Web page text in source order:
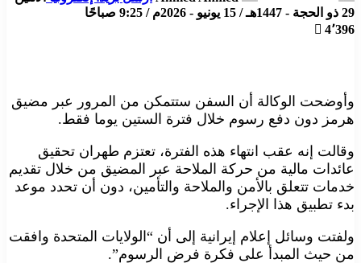
29 ذو الحجة - 1447هـ / 15 يونيو - 2026م / 9:25 صباحًا
4٬396
وأوضحت الوكالة أن السفن ستتمكن من المرور عبر مضيق
هرمز دون دفع رسوم خلال فترة الستين يوما فقط.
وقالت إنه عقب انتهاء هذه الفترة، تعتزم طهران تحقيق
عائدات مالية من حركة الملاحة عبر المضيق من خلال تقديم
خدمات تتعلق بالأمن والملاحة والتأمين، دون أن تحدد موعد
بدء تطبيق هذا الإجراء.
ولفتت وسائل إعلام إيرانية إلى أن “الولايات المتحدة وافقت
من حيث المبدأ على فكرة فرض الرسوم”.